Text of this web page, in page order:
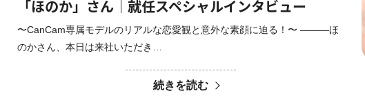
「ほのか」さん｜就任スペシャルインタビュー
〜CanCam専属モデルのリアルな恋愛観と意外な素顔に迫る！〜 ―――ほ
のかさん、本日は来社いただき…
続きを読む